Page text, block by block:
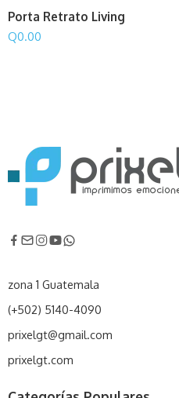
Porta Retrato Living
Q0.00
zona 1 Guatemala
(+502) 5140-4090
prixelgt@gmail.com
prixelgt.com